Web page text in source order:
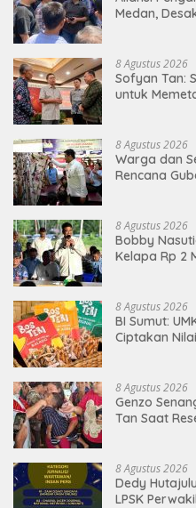
Medan,
8 Agustus 2026
Sofyan Tan:
untuk
8 Agustus 2026
Warga dan
Rencana
8 Agustus 2026
Bobby
Kelapa Rp 2
8 Agustus 2026
BI Sumut:
Ciptakan
8 Agustus 2026
Genzo
Tan Saat
8 Agustus 2026
Dedy
LPSK